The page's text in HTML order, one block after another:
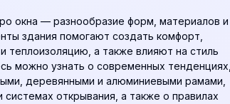
окна — разнообразие форм, материалов и
здания помогают создать комфорт,
теплоизоляцию, а также влияют на стиль
можно узнать о современных тенденциях,
деревянными и алюминиевыми рамами,
системах открывания, а также о правилах